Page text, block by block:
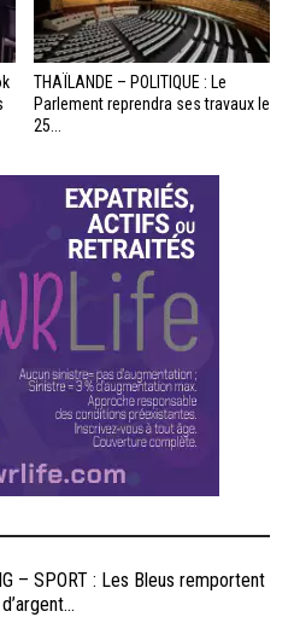
THAÏLANDE – POLITIQUE : Le
Parlement reprendra ses travaux le
25...
– SPORT : Les Bleus remportent